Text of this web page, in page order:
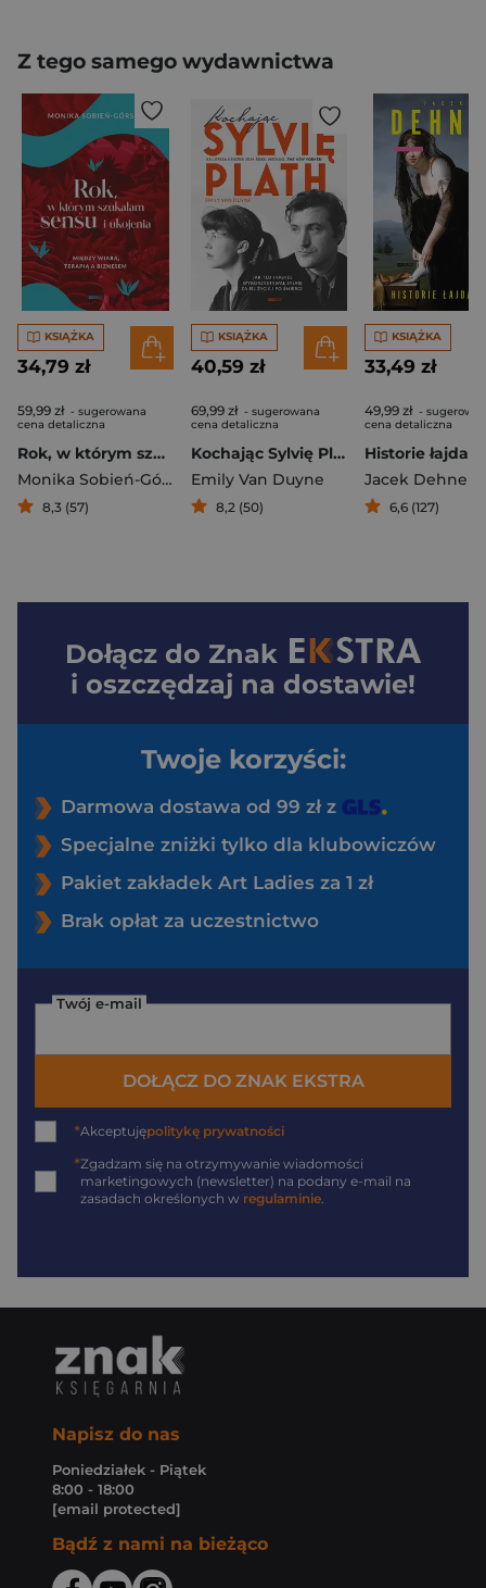
Z tego samego wydawnictwa
KSIĄŻKA
34,79 zł
59,99 zł - sugerowana
cena detaliczna
Rok, w którym szukałam sensu i ukojenia. Między wiarą, terapią a biznesem
Monika Sobień-Górska
8,3 (57)
KSIĄŻKA
40,59 zł
69,99 zł - sugerowana
cena detaliczna
Kochając Sylvię Plath
Emily Van Duyne
8,2 (50)
KSIĄŻKA
33,49 zł
49,99 zł -
cena detaliczna
Historie
Jacek Dehnel
6,6 (127)
Dołącz do Znak
i oszczędzaj na dostawie!
Twoje korzyści:
Darmowa dostawa od 99 zł z
Specjalne zniżki tylko dla klubowiczów
Pakiet zakładek Art Ladies za 1 zł
Brak opłat za uczestnictwo
Twój e-mail
DOŁĄCZ DO ZNAK EKSTRA
*Akceptujępolitykę prywatności
*Zgadzam się na otrzymywanie wiadomości
marketingowych (newsletter) na podany e-mail na
zasadach określonych w regulaminie
Napisz do nas
Poniedziałek - Piątek
8:00 - 18:00
[email protected]
Bądź z nami na bieżąco